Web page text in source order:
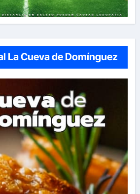
La Cueva de Domínguez